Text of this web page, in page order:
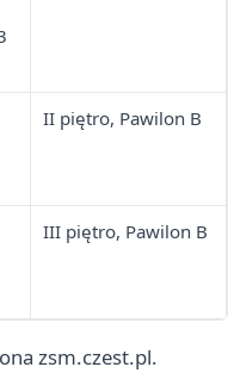
II piętro, Pawilon B
III piętro, Pawilon B
zsm.czest.pl.